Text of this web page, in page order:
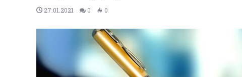
27.01.2021 0 0